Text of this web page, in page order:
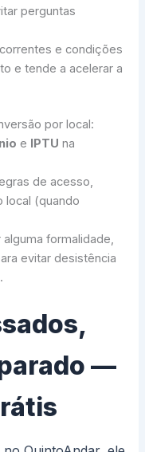
perguntas
e condições
e tende a acelerar a
por local:
e IPTU na
de acesso,
local (quando
formalidade,
evitar desistência
—